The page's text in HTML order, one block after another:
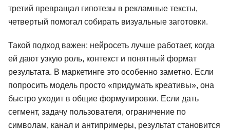
третий превращал гипотезы в рекламные тексты,
четвертый помогал собирать визуальные заготовки.
Такой подход важен: нейросеть лучше работает, когда
ей дают узкую роль, контекст и понятный формат
результата. В маркетинге это особенно заметно. Если
попросить модель просто «придумать креативы», она
быстро уходит в общие формулировки. Если дать
сегмент, задачу пользователя, ограничение по
символам, канал и антипримеры, результат становится